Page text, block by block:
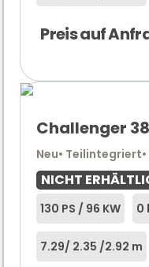
Preis auf
Challenger
Neu• Teilintegriert
NICHT
130 PS / 96 KW 0
7.29/ 2.35 /2.92 m